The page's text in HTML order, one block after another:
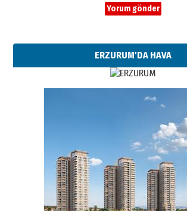
ERZURUM'DA HAVA
Esat BİNDESEN
Başkan Sekmen’den Erzurum’a
bir vizyon proje daha!